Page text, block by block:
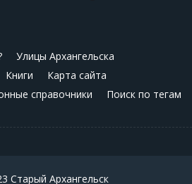
Улицы Архангельска
Книги
Карта сайта
справочники Поиск по тегам
Старый Архангельск